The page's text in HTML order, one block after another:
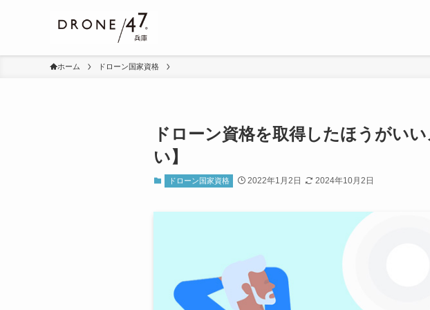
ホーム ドローン国家資格
ドローン資格を取得したほうがい
い】
ドローン国家資格 2022年1月2日 2024年10月2日